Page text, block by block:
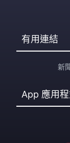
有用連結
新
App 應用